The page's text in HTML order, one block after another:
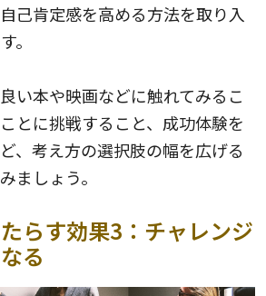
己肯定感を高める方法を取り入
。
い本や映画などに触れてみるこ
とに挑戦すること、成功体験を
、考え方の選択肢の幅を広げる
ましょう。
らす効果3：チャレンジ
る